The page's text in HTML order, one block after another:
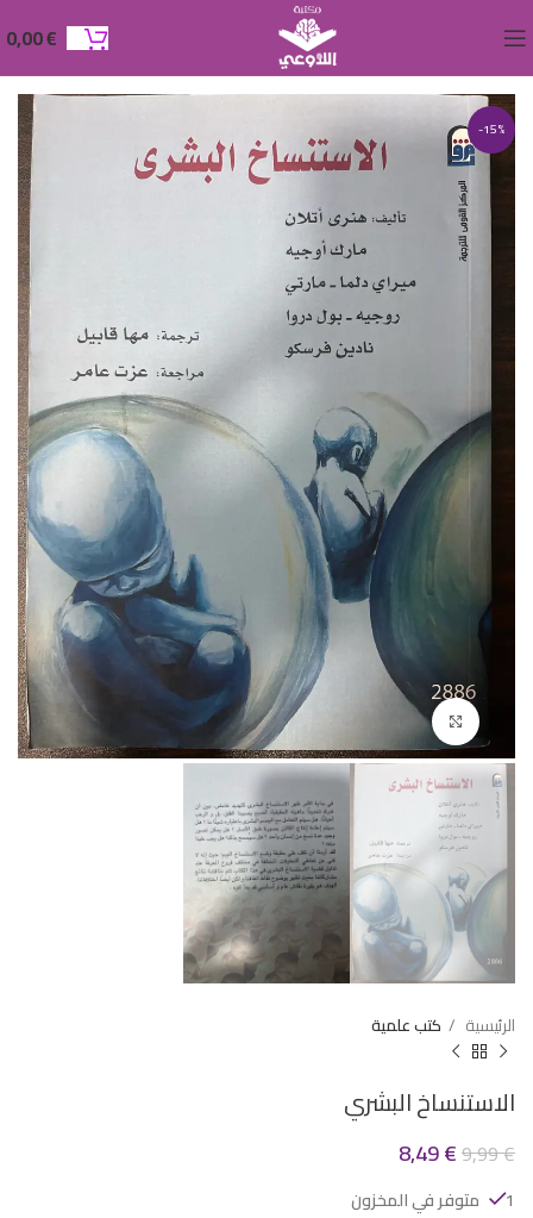
0,00€
-15%
Click to enlarge
الرئيسية كتب علمية
الاستنساخ البشري
9,99€
8,49€
1 متوفر في المخزون